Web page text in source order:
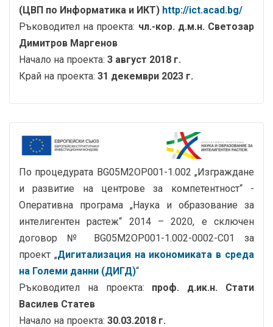
(ЦВП по Информатика и ИКТ) http://ict.acad.bg/
Ръководител на проекта: чл.-кор. д.м.н. Светозар
Димитров Маргенов
Начало на проекта: 3 август 2018 г.
Край на проекта: 31 декември 2023 г.
По процедурата BG05M2OP001-1.002 „Изграждане
и развитие на центрове за компетентност“ -
Оперативна програма „Наука и образование за
интелигентен растеж“ 2014 – 2020, е сключен
договор № BG05М2ОР001-1.002-0002-С01 за
проект „Дигитализация на икономиката в среда
на Големи данни (ДИГД)“
Ръководител на проекта: проф. д.ик.н. Стати
Василев Статев
Начало на проекта: 30.03.2018 г.